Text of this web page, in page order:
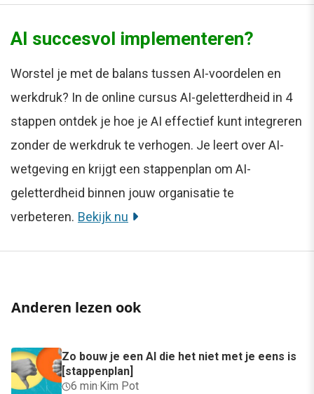
AI succesvol implementeren?
Worstel je met de balans tussen AI-voordelen en
werkdruk? In de online cursus AI-geletterdheid in 4
stappen ontdek je hoe je AI effectief kunt integreren
zonder de werkdruk te verhogen. Je leert over AI-
wetgeving en krijgt een stappenplan om AI-
geletterdheid binnen jouw organisatie te
verbeteren. Bekijk nu
Anderen lezen ook
Zo bouw je een AI die het niet met je eens is
[stappenplan]
6 min· Kim Pot